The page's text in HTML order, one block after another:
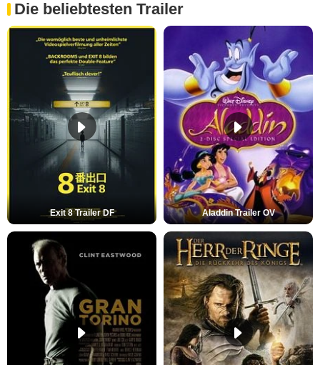
Die beliebtesten Trailer
Exit 8 Trailer DF Aladdin Trailer OV